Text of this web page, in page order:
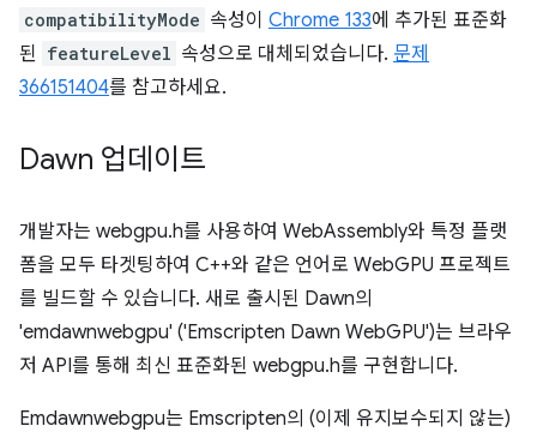
compatibilityMode 속성이 Chrome 133에 추가된 표준화
된 featureLevel 속성으로 대체되었습니다. 문제
366151404를 참고하세요.
Dawn 업데이트
개발자는 webgpu.h를 사용하여 WebAssembly와 특정 플랫
폼을 모두 타겟팅하여 C++와 같은 언어로 WebGPU 프로젝트
를 빌드할 수 있습니다. 새로 출시된 Dawn의
'emdawnwebgpu' ('Emscripten Dawn WebGPU')는 브라우
저 API를 통해 최신 표준화된 webgpu.h를 구현합니다.
Emdawnwebgpu는 Emscripten의 (이제 유지보수되지 않는)